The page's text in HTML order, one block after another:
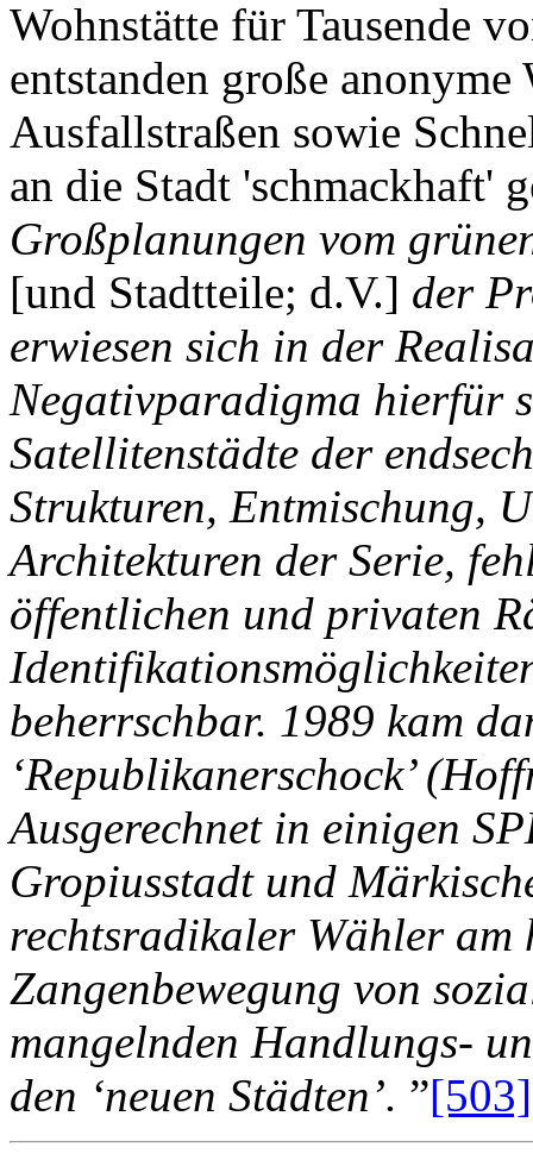
Wohnstätte für Tausende
entstanden große
Ausfallstraßen sowie
an die Stadt 'schmackhaft'
Großplanungen vom
[und Stadtteile; d.V.] der
erwiesen sich in der
Negativparadigma hierfür
Satellitenstädte der
Strukturen, Entmischung,
Architekturen der Serie,
öffentlichen und privaten
beherrschbar. 1989 kam
‘Republikanerschock’
Ausgerechnet in einigen
Gropiusstadt und
rechtsradikaler Wähler am
Zangenbewegung von
mangelnden Handlungs-
den ‘neuen Städten’. ”[503]